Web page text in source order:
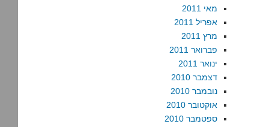
מאי 2011
אפריל 2011
מרץ 2011
פברואר 2011
ינואר 2011
דצמבר 2010
נובמבר 2010
אוקטובר 2010
ספטמבר 2010